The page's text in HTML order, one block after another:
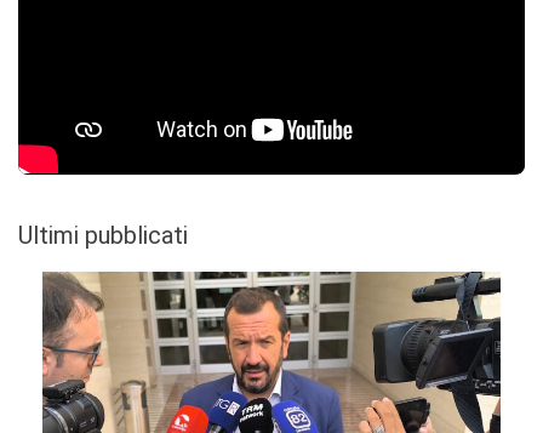
Ultimi pubblicati